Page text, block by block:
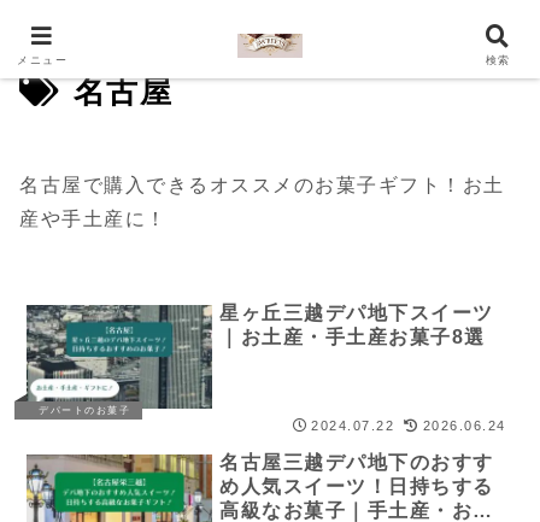
名古屋
名古屋で購入できるオススメのお菓子ギフト！お土
産や手土産に！
デパートのお菓子
星ヶ丘三越デパ地下スイーツ
｜お土産・手土産お菓子8選
2024.07.22 2026.06.24
名古屋三越デパ地下のおすす
め人気スイーツ！日持ちする
高級なお菓子｜手土産・お土
メニュー 検索